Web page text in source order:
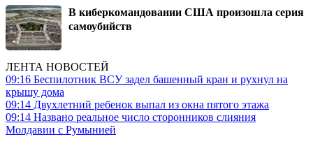
В киберкомандовании США произошла серия
самоубийств
ЛЕНТА НОВОСТЕЙ
09:16 Беспилотник ВСУ задел башенный кран и рухнул на
крышу дома
09:14 Двухлетний ребенок выпал из окна пятого этажа
09:14 Названо реальное число сторонников слияния
Молдавии с Румынией